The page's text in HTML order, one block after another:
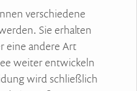
verschiedene
Sie erhalten
eine andere Art
weiter entwickeln
wird schließlich